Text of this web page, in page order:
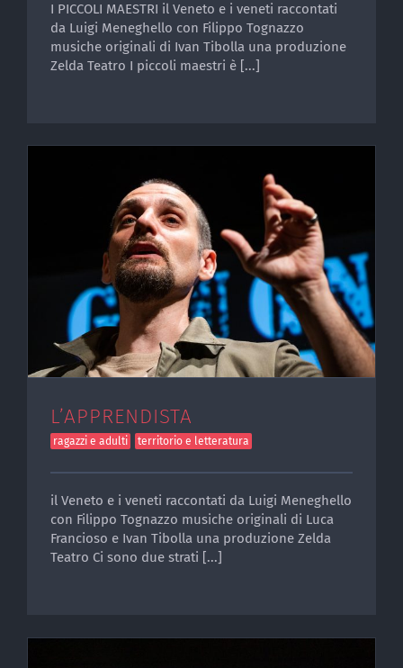
I PICCOLI MAESTRI il Veneto e i veneti raccontati
da Luigi Meneghello con Filippo Tognazzo
musiche originali di Ivan Tibolla una produzione
Zelda Teatro I piccoli maestri è [...]
L’APPRENDISTA
ragazzi e adulti territorio e letteratura
il Veneto e i veneti raccontati da Luigi Meneghello
con Filippo Tognazzo musiche originali di Luca
Francioso e Ivan Tibolla una produzione Zelda
Teatro Ci sono due strati [...]